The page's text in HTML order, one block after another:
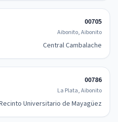
00705
Aibonito, Aibonito
Central Cambalache
00786
La Plata, Aibonito
Universitario de Mayagüez